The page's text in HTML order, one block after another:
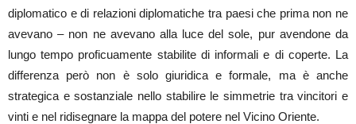
diplomatico e di relazioni diplomatiche tra paesi che prima non ne
avevano – non ne avevano alla luce del sole, pur avendone da
lungo tempo proficuamente stabilite di informali e di coperte. La
differenza però non è solo giuridica e formale, ma è anche
strategica e sostanziale nello stabilire le simmetrie tra vincitori e
vinti e nel ridisegnare la mappa del potere nel Vicino Oriente.